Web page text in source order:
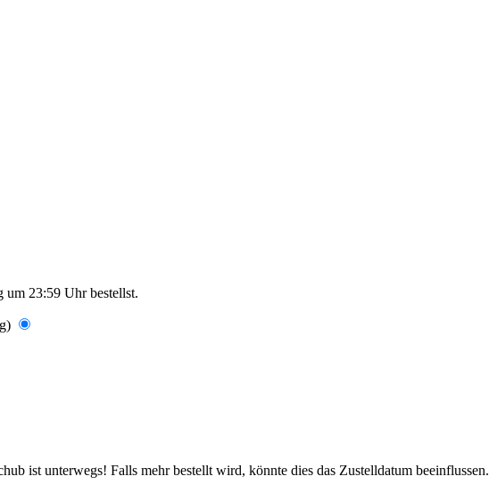
um 23:59 Uhrbestellst.
ist unterwegs! Falls mehr bestellt wird, könnte dies das Zustelldatum beeinflussen.